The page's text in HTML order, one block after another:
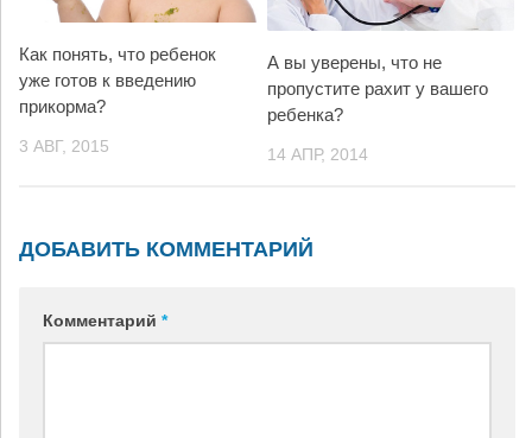
Как понять, что ребенок
уже готов к введению
прикорма?
3 АВГ, 2015
А вы уверены, что не
пропустите рахит у вашего
ребенка?
14 АПР, 2014
ДОБАВИТЬ КОММЕНТАРИЙ
Комментарий *